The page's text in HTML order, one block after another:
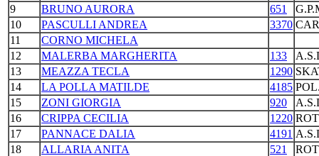
9
BRUNO AURORA 651
10
PASCULLI ANDREA 3370
11
CORNO MICHELA
12
MALERBA MARGHERITA 133
13
MEAZZA TECLA 1290
14
LA POLLA MATILDE 4185
15
ZONI GIORGIA 920
16
CRIPPA CECILIA 1220
17
PANNACE DALIA 4191
18
ALLARIA ANITA 521